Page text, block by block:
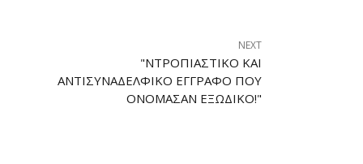
NEXT
"NΤΡΟΠΙΑΣΤΙΚΌ ΚΑΙ
ΑΝΤΙΣΥΝΑΔΕΛΦΙΚΌ ΈΓΓΡΑΦΟ ΠΟΥ
ΟΝΌΜΑΣΑΝ ΕΞΏΔΙΚΟ!"